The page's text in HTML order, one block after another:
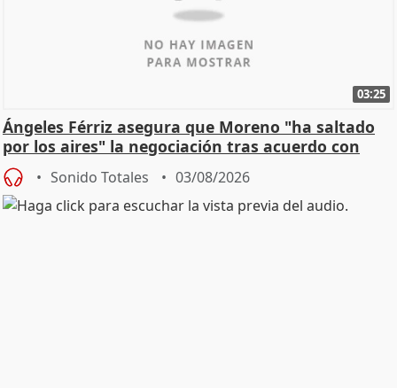
03:25
Ángeles Férriz asegura que Moreno "ha saltado
por los aires" la negociación tras acuerdo con
SMA
Sonido Totales 03/08/2026